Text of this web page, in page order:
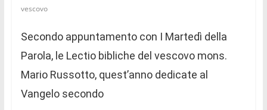
vescovo
Secondo appuntamento con I Martedì della
Parola, le Lectio bibliche del vescovo mons.
Mario Russotto, quest’anno dedicate al
Vangelo secondo